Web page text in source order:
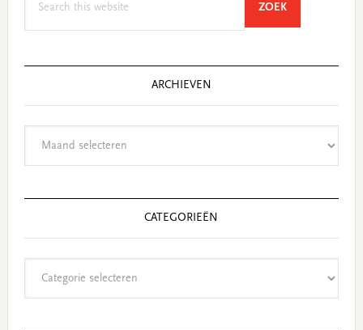
ZOEKSEARCH
ARCHIEVEN
CATEGORIEËN